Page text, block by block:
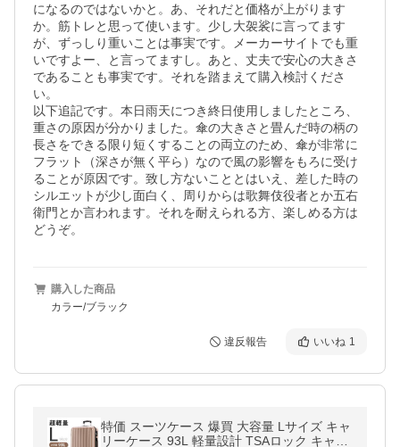
になるのではないかと。あ、それだと価格が上がります
か。筋トレと思って使います。少し大袈裟に言ってます
が、ずっしり重いことは事実です。メーカーサイトでも重
いですよー、と言ってますし。あと、丈夫で安心の大きさ
であることも事実です。それを踏まえて購入検討くださ
い。
以下追記です。本日雨天につき終日使用しましたところ、
重さの原因が分かりました。傘の大きさと畳んだ時の柄の
長さをできる限り短くすることの両立のため、傘が非常に
フラット（深さが無く平ら）なので風の影響をもろに受け
ることが原因です。致し方ないこととはいえ、差した時の
シルエットが少し面白く、周りからは歌舞伎役者とか五右
衛門とか言われます。それを耐えられる方、楽しめる方は
どうぞ。
購入した商品
カラー/ブラック
違反報告 いいね 1
特価 スーツケース 爆買 大容量 Lサイズ キャ
リーケース 93L 軽量設計 TSAロック キャリ